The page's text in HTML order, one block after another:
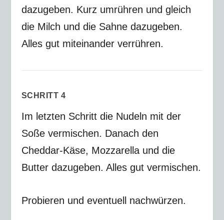
dazugeben. Kurz umrühren und gleich
die Milch und die Sahne dazugeben.
Alles gut miteinander verrühren.
SCHRITT 4
Im letzten Schritt die Nudeln mit der
Soße vermischen. Danach den
Cheddar-Käse, Mozzarella und die
Butter dazugeben. Alles gut vermischen.
Probieren und eventuell nachwürzen.